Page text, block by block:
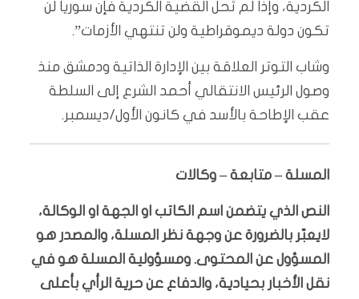
الكردية، وإذا لم تُحل القضية الكردية فإن سوريا لن
تكون دولة ديموقراطية ولن تنتهي الأزمات”.
وشاب التوتر العلاقة بين الإدارة الذاتية ودمشق منذ
وصول الرئيس الانتقالي أحمد الشرع إلى السلطة
عقب الإطاحة بالأسد في كانون الأول/ديسمبر.
المسلة – متابعة – وكالات
النص الذي يتضمن اسم الكاتب او الجهة او الوكالة،
لايعبّر بالضرورة عن وجهة نظر المسلة، والمصدر هو
المسؤول عن المحتوى. ومسؤولية المسلة هو في
نقل الأخبار بحيادية، والدفاع عن حرية الرأي بأعلى